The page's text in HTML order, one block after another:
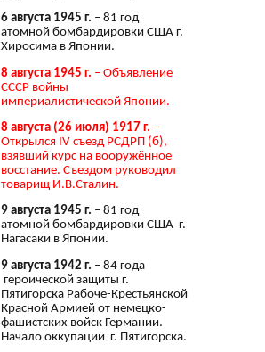
6 августа 1945 г. – 81 год
атомной бомбардировки США г.
Хиросима в Японии.
8 августа 1945 г. – Объявление
СССР войны
империалистической Японии.
8 августа (26 июля) 1917 г. –
Открылся IV съезд РСДРП (б),
взявший курс на вооружённое
восстание. Съездом руководил
товарищ И.В.Сталин.
9 августа 1945 г. – 81 год
атомной бомбардировки США г.
Нагасаки в Японии.
9 августа 1942 г. – 84 года
героической защиты г.
Пятигорска Рабоче-Крестьянской
Красной Армией от немецко-
фашистских войск Германии.
Начало оккупации г. Пятигорска.